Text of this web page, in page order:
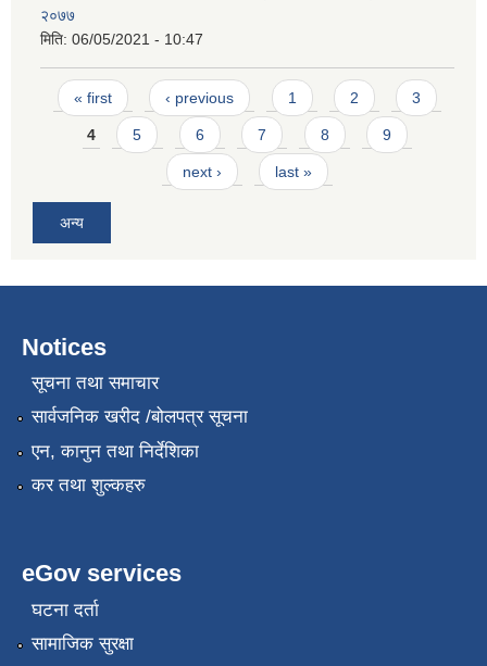
२०७७
मिति: 06/05/2021 - 10:47
Pages
« first ‹ previous 1 2 3
4 5 6 7 8 9
next › last »
अन्य
Notices
सूचना तथा समाचार
सार्वजनिक खरीद /बोलपत्र सूचना
एन, कानुन तथा निर्देशिका
कर तथा शुल्कहरु
eGov services
घटना दर्ता
सामाजिक सुरक्षा